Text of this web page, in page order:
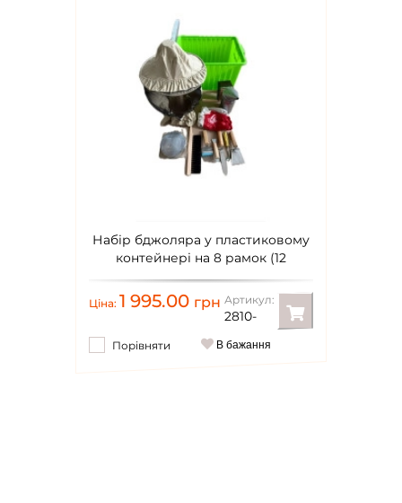
Набір бджоляра у пластиковому
контейнері на 8 рамок (12
предметів)
Ціна: 1 995.00 грн Артикул:
2810-
Порівняти В бажання